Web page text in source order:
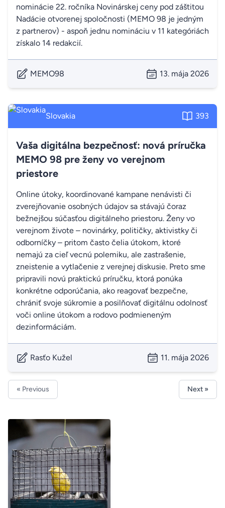
nominácie 22. ročníka Novinárskej ceny pod záštitou
Nadácie otvorenej spoločnosti (MEMO 98 je jedným
z partnerov) - aspoň jednu nomináciu v 11 kategóriách
získalo 14 redakcií.
MEMO98 13. mája 2026
Slovakia 393
Vaša digitálna bezpečnosť: nová príručka
MEMO 98 pre ženy vo verejnom
priestore
Online útoky, koordinované kampane nenávisti či
zverejňovanie osobných údajov sa stávajú čoraz
bežnejšou súčasťou digitálneho priestoru. Ženy vo
verejnom živote – novinárky, političky, aktivistky či
odborníčky – pritom často čelia útokom, ktoré
nemajú za cieľ vecnú polemiku, ale zastrašenie,
zneistenie a vytlačenie z verejnej diskusie. Preto sme
pripravili novú praktickú príručku, ktorá ponúka
konkrétne odporúčania, ako reagovať bezpečne,
chrániť svoje súkromie a posilňovať digitálnu odolnosť
voči online útokom a rodovo podmieneným
dezinformáciám.
Rasťo Kužel 11. mája 2026
« Previous Next »